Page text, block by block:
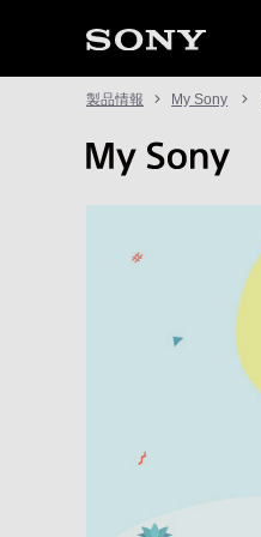
製品情報 My Sony